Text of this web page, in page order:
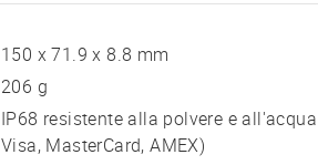
150 x 71.9 x 8.8 mm
206 g
IP68 resistente alla polvere e
Visa, MasterCard, AMEX)